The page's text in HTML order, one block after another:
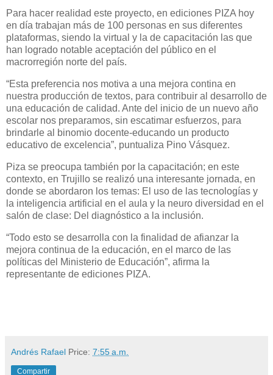
Para hacer realidad este proyecto, en ediciones PIZA hoy
en día trabajan más de 100 personas en sus diferentes
plataformas, siendo la virtual y la de capacitación las que
han logrado notable aceptación del público en el
macrorregión norte del país.
“Esta preferencia nos motiva a una mejora contina en
nuestra producción de textos, para contribuir al desarrollo de
una educación de calidad. Ante del inicio de un nuevo año
escolar nos preparamos, sin escatimar esfuerzos, para
brindarle al binomio docente-educando un producto
educativo de excelencia”, puntualiza Pino Vásquez.
Piza se preocupa también por la capacitación; en este
contexto, en Trujillo se realizó una interesante jornada, en
donde se abordaron los temas: El uso de las tecnologías y
la inteligencia artificial en el aula y la neuro diversidad en el
salón de clase: Del diagnóstico a la inclusión.
“Todo esto se desarrolla con la finalidad de afianzar la
mejora continua de la educación, en el marco de las
políticas del Ministerio de Educación”, afirma la
representante de ediciones PIZA.
Andrés Rafael Price: 7:55 a.m.
Compartir